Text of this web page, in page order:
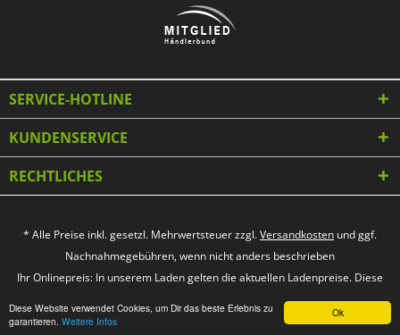
Ok
Diese Website verwendet Cookies, um Dir das beste Erlebnis zu
garantieren. Weitere Infos
SERVICE-HOTLINE
KUNDENSERVICE
RECHTLICHES
* Alle Preise inkl. gesetzl. Mehrwertsteuer zzgl.Versandkosten und ggf.
Nachnahmegebühren, wenn nicht anders beschrieben
Ihr Onlinepreis: In unserem Laden gelten die aktuellen Ladenpreise. Diese
können vom Onlinepreis abweichen.